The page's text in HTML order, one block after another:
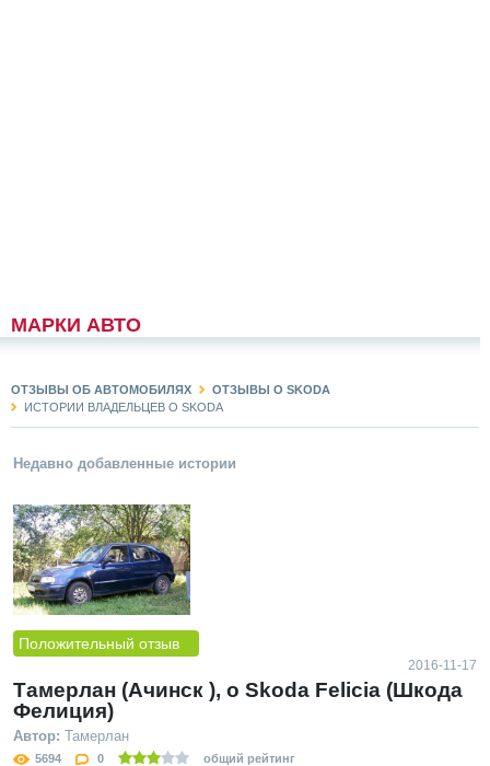
МАРКИ АВТО
ОТЗЫВЫ ОБ АВТОМОБИЛЯХ
ОТЗЫВЫ О SKODA
ИСТОРИИ ВЛАДЕЛЬЦЕВ О SKODA
Недавно добавленные истории
Положительный отзыв
2016-11-17
Тамерлан (Ачинск ), о Skoda Felicia (Шкода
Фелиция)
Автор: Тамерлан
5694 0 общий рейтинг